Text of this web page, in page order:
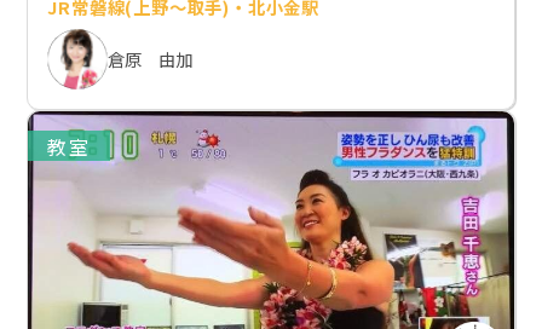
JR常磐線(上野～取手)・北小金駅
倉原 由加
教室